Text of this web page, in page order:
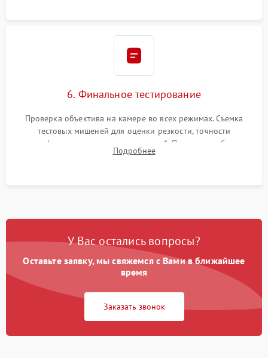
6. Финальное тестирование
Проверка объектива на камере во всех режимах. Съемка
тестовых мишеней для оценки резкости, точности
автофокуса и отсутствия искажений. Проверка работы
диафрагмы на закрытых значениях и тестирование
Подробнее
У Вас остались вопросы?
Оставьте заявку, мы свяжемся с Вами в ближайшее
время
Заказать звонок